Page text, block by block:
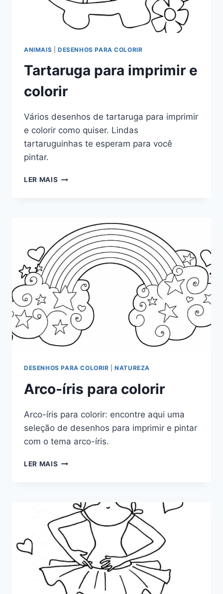
ANIMAIS DESENHOS PARA COLORIR
Tartaruga para imprimir e
colorir
Vários desenhos de tartaruga para imprimir
e colorir como quiser. Lindas
tartaruguinhas te esperam para você
pintar.
LER MAIS TARTARUGA
DESENHOS PARA COLORIR |NATUREZA
Arco-íris para colorir
Arco-íris para colorir: encontre aqui uma
seleção de desenhos para imprimir e pintar
com o tema arco-íris.
LER MAIS ARCO-